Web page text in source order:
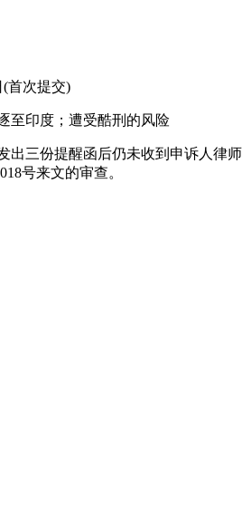
(首次提交)
至印度；遭受酷刑的风险
出三份提醒函后仍未收到申诉人律
号来文的审查。